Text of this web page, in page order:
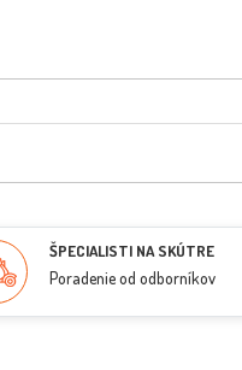
ŠPECIALISTI NA SKÚTRE
Poradenie od odborníkov